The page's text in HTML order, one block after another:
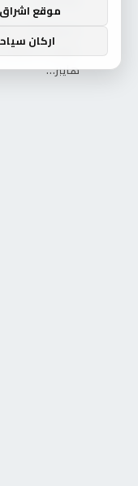
استمتع
عروض
هايبر…
موقع
اركان